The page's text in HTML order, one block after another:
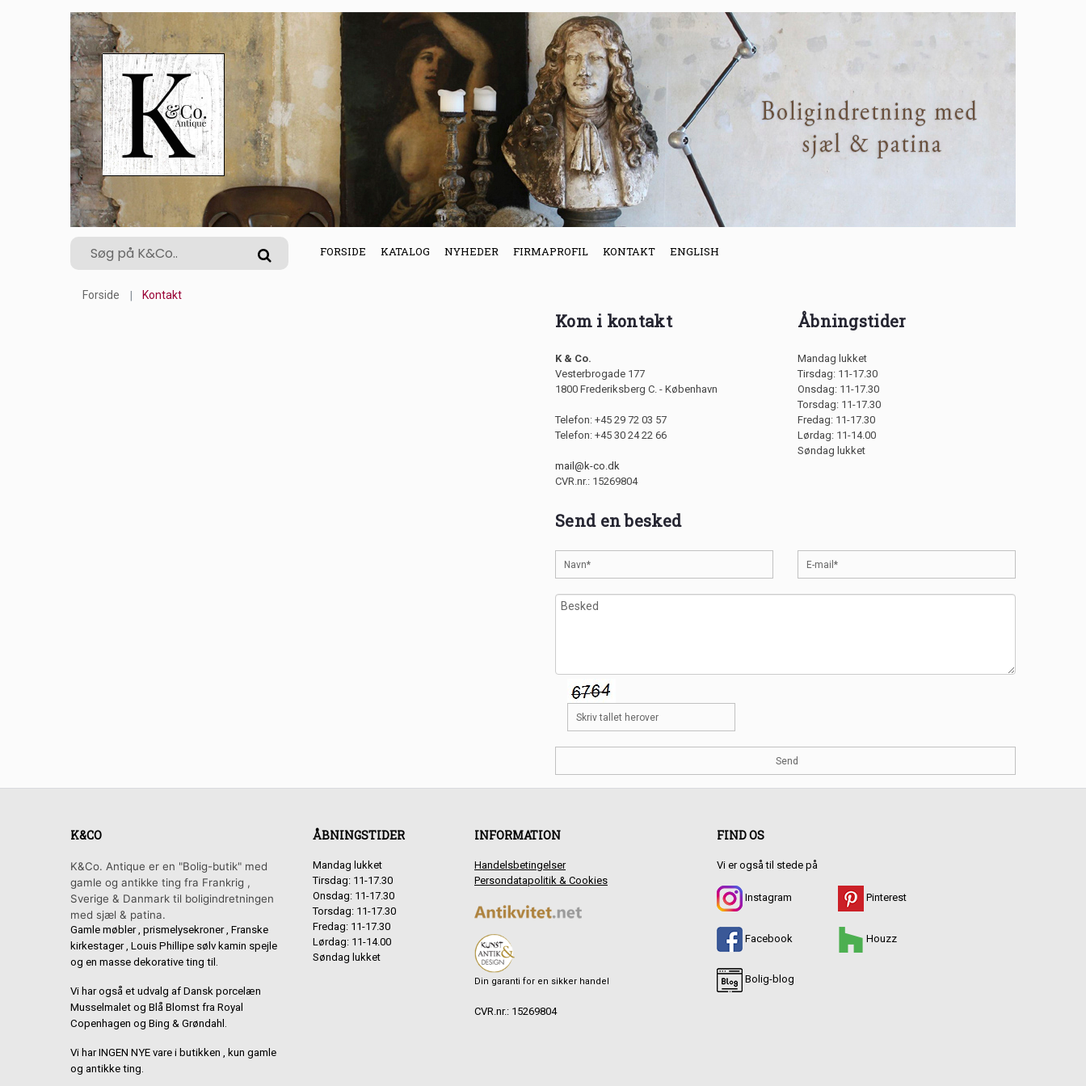
FORSIDE KATALOG NYHEDER FIRMAPROFIL KONTAKT ENGLISH
Forside Kontakt
Kom i kontakt
K & Co.
Vesterbrogade 177
1800 Frederiksberg C. - København
Telefon: +45 29 72 03 57
Telefon: +45 30 24 22 66
mail@k-co.dk
CVR.nr.: 15269804
Åbningstider
Mandag lukket
Tirsdag: 11-17.30
Onsdag: 11-17.30
Torsdag: 11-17.30
Fredag: 11-17.30
Lørdag: 11-14.00
Søndag lukket
Send en besked
K&CO
K&Co. Antique er en "Bolig-butik" med
gamle og antikke ting fra Frankrig ,
Sverige & Danmark til boligindretningen
med sjæl & patina.
Gamle møbler , prismelysekroner , Franske
kirkestager , Louis Phillipe sølv kamin spejle
og en masse dekorative ting til.
Vi har også et udvalg af Dansk porcelæn
Musselmalet og Blå Blomst fra Royal
Copenhagen og Bing & Grøndahl.
Vi har INGEN NYE vare i butikken , kun gamle
og antikke ting.
ÅBNINGSTIDER
Mandag lukket
Tirsdag: 11-17.30
Onsdag: 11-17.30
Torsdag: 11-17.30
Fredag: 11-17.30
Lørdag: 11-14.00
Søndag lukket
INFORMATION
Handelsbetingelser
Persondatapolitik & Cookies
Din garanti for en sikker handel
CVR.nr.: 15269804
FIND OS
Vi er også til stede på
Instagram
Facebook
Bolig-blog
Pinterest
Houzz